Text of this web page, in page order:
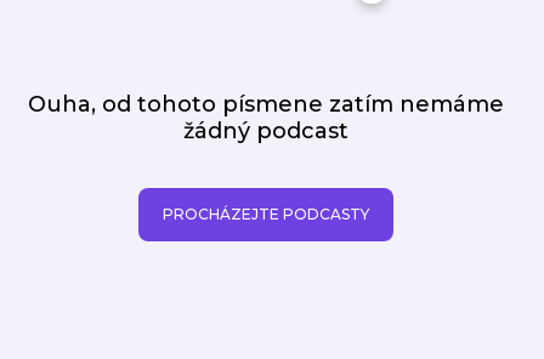
Ouha, od tohoto písmene zatím nemáme
žádný podcast
PROCHÁZEJTE PODCASTY